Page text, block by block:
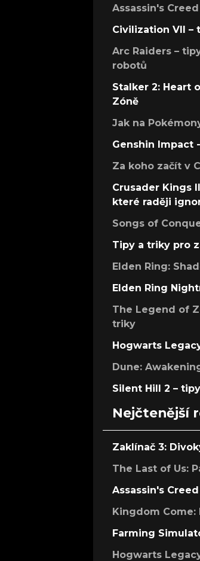
Assassin's
Civilization VII –
Arc Raiders –
robotů
Stalker 2: Heart
Zóně
Jak na
Genshin Impact
Za koho začít v
Crusader Kings
které raději
Songs of
Tipy a triky pro
Elden Ring:
Elden Ring
The Legend of
triky
Hogwarts
Dune:
Silent Hill 2 –
Nejčtenější
Zaklínač 3:
The Last of Us:
Assassin's
Kingdom Come:
Farming
Hogwarts